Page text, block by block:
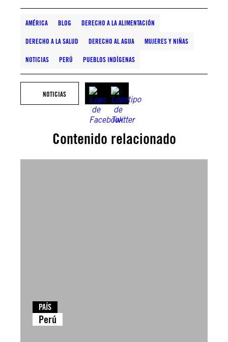
AMÉRICA BLOG DERECHO A LA ALIMENTACIÓN
DERECHO A LA SALUD DERECHO AL AGUA MUJERES Y NIÑAS
NOTICIAS PERÚ PUEBLOS INDÍGENAS
NOTICIAS
Contenido relacionado
PAÍS
Perú